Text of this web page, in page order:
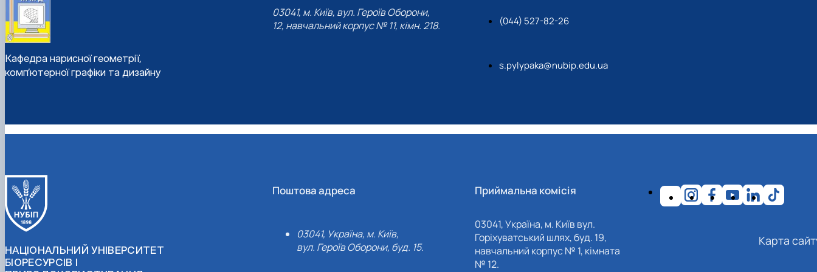
Кафедра нарисної геометрії,
комп’ютерної графіки та дизайну
03041, м. Київ, вул. Героїв Оборони,
12, навчальний корпус № 11, кімн. 218.
(044) 527-82-26
s.pylypaka@nubip.edu.ua
НАЦІОНАЛЬНИЙ УНІВЕРСИТЕТ
БІОРЕСУРСІВ І
Поштова адреса
03041, Україна, м. Київ,
вул. Героїв Оборони, буд. 15.
Приймальна комісія
03041, Україна, м. Київ вул.
Горіхуватський шлях, буд. 19,
навчальний корпус № 1, кімната
№ 12.
Карта